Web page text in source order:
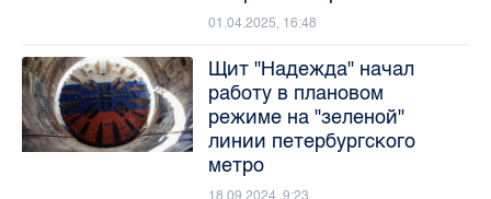
01.04.2025, 16:48
Щит "Надежда" начал
работу в плановом
режиме на "зеленой"
линии петербургского
метро
18.09.2024, 9:23